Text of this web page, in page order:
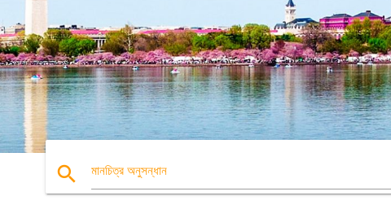
search মানচিত্র অনুসন্ধান